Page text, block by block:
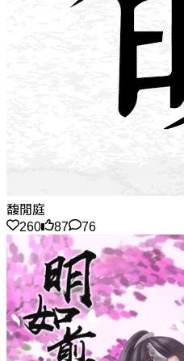
馥閒庭
260
87 76